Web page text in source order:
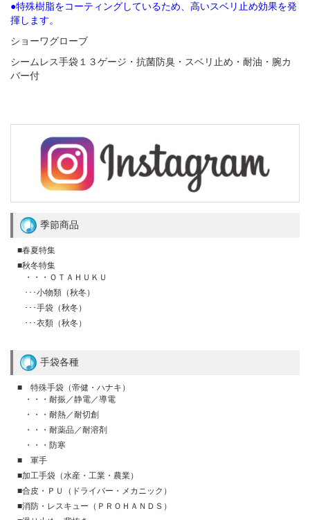
●特殊樹脂をコーティングしているため、高いスベリ止め効果を発
揮します。
ショーワグローブ
シームレス手袋１３ゲージ・抗菌防臭・スベリ止め・耐油・腕カ
バー付
季節商品
■春夏特集
■秋冬特集
・・・ＯＴＡＨＵＫＵ
･･･小物類（秋冬）
･･･手袋（秋冬）
･･･衣類（秋冬）
手袋各種
■ 特殊手袋（帝健・ハナキ）
・・・耐振／静電／導電
・・・耐熱／耐切創
・・・耐薬品／耐溶剤
・・・防寒
■ 軍手
■加工手袋（水産・工業・農業）
■合皮・ＰＵ（ドライバー・メカニック）
■消防・レスキュー（ＰＲＯＨＡＮＤＳ）